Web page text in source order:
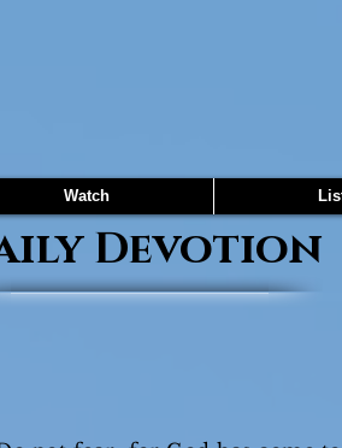
Watch
Devotion